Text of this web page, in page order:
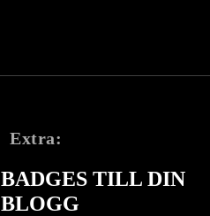
Extra:
BADGES TILL DIN
BLOGG